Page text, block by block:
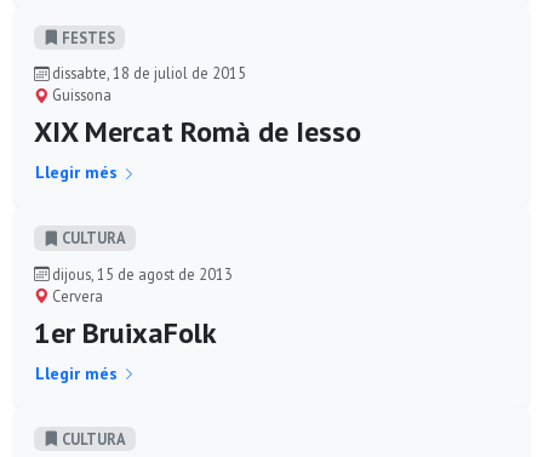
FESTES
dissabte, 18 de juliol de 2015
Guissona
XIX Mercat Romà de Iesso
Llegir més
CULTURA
dijous, 15 de agost de 2013
Cervera
1er BruixaFolk
Llegir més
CULTURA